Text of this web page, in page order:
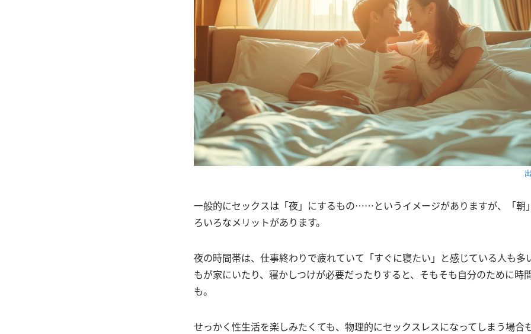
一般的にセックスは「夜」にするもの……というイメージがありますが、「朝
ろいろなメリットがあります。
夜の時間帯は、仕事終わりで疲れていて「すぐに寝たい」と感じている人も多
もが家にいたり、寝かしつけが必要だったりすると、そもそも自分のために時
も。
せっかく性生活を楽しみたくても、物理的にセックスレスになってしまう場合